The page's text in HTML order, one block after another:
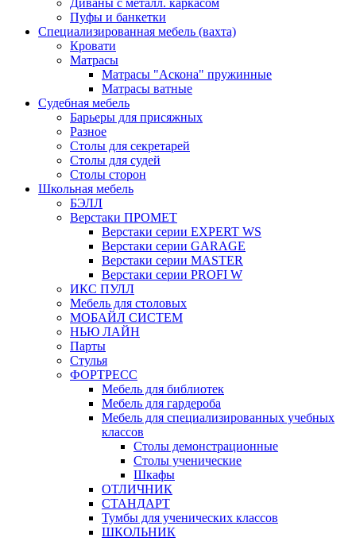
Диваны с металл. каркасом
Пуфы и банкетки
Специализированная мебель (вахта)
Кровати
Матрасы
Матрасы "Аскона" пружинные
Матрасы ватные
Судебная мебель
Барьеры для присяжных
Разное
Столы для секретарей
Столы для судей
Столы сторон
Школьная мебель
БЭЛЛ
Верстаки ПРОМЕТ
Верстаки серии EXPERT WS
Верстаки серии GARAGE
Верстаки серии MASTER
Верстаки серии PROFI W
ИКС ПУЛЛ
Мебель для столовых
МОБАЙЛ СИСТЕМ
НЬЮ ЛАЙН
Парты
Стулья
ФОРТРЕСС
Мебель для библиотек
Мебель для гардероба
Мебель для специализированных учебных
классов
Столы демонстрационные
Столы ученические
Шкафы
ОТЛИЧНИК
СТАНДАРТ
Тумбы для ученических классов
ШКОЛЬНИК